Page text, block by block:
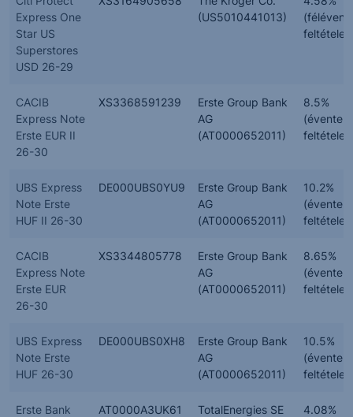
Express One
Star US
Superstores
USD 26-29
(US5010441013)
CACIB
Express Note
Erste EUR II
26-30
XS3368591239
Erste Group Bank
AG
(AT0000652011)
8.5%
(évente,
UBS Express
Note Erste
HUF II 26-30
DE000UBS0YU9
Erste Group Bank
AG
(AT0000652011)
10.2%
(évente,
CACIB
Express Note
Erste EUR
26-30
XS3344805778
Erste Group Bank
AG
(AT0000652011)
8.65%
(évente,
UBS Express
Note Erste
HUF 26-30
DE000UBS0XH8
Erste Group Bank
AG
(AT0000652011)
10.5%
(évente,
Erste Bank
AT0000A3UK61
TotalEnergies SE
4.08%